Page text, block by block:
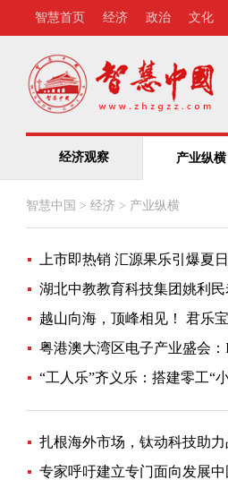
智慧首页 经济 政治 文化
经济观察 产业纵横
智慧中国 > 经济 > 产业纵横
上市即热销 汇源果乐引爆夏
湖北中教教育科技集团姚利
越山向海，顶峰相见！ 君乐
粤港澳大湾区电子产业盛会
“工人乐”齐义乐：搭建零工“
扎根海外市场，钛动科技助
专家呼吁建立专门面向发展